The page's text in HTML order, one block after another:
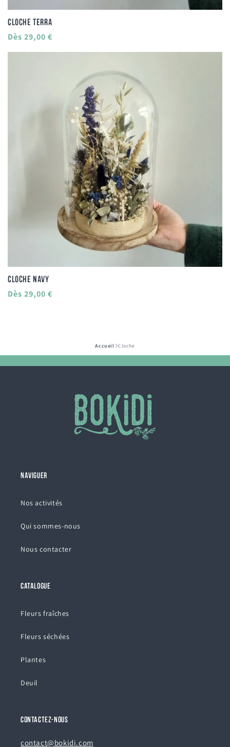
Cloche terra
Prix
Dès 29,00 €
Cloche navy
Prix
Dès 29,00 €
Accueil Cloche
NAVIGUER
Nos activités
Qui sommes-nous
Nous contacter
CATALOGUE
Fleurs fraîches
Fleurs séchées
Plantes
Deuil
CONTACTEZ-NOUS
contact@bokidi.com